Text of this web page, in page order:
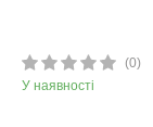
(0)
У наявності